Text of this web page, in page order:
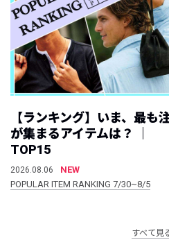
【ランキング】いま、最も
が集まるアイテムは？ ｜
TOP15
2026.08.06
NEW
POPULAR ITEM RANKING 7/30~8/5
すべて見